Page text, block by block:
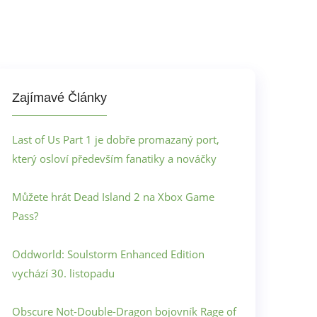
Zajímavé Články
Last of Us Part 1 je dobře promazaný port,
který osloví především fanatiky a nováčky
Můžete hrát Dead Island 2 na Xbox Game
Pass?
Oddworld: Soulstorm Enhanced Edition
vychází 30. listopadu
Obscure Not-Double-Dragon bojovník Rage of